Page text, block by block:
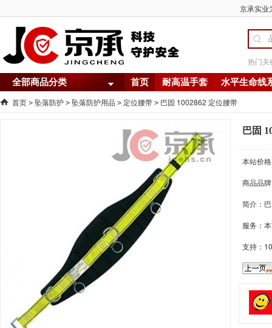
京承实业
热门关
全部商品分类 首页 耐高温手套 水平生命线
首页 > 坠落防护 > 坠落防护用品 > 定位腰带 > 巴固 1002862 定位腰带
巴固
本站价
商品品
简介：
服务：
支持：